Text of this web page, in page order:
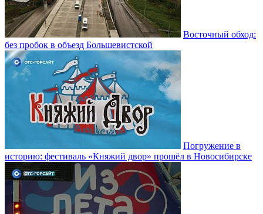
Восточный обход:
без пробок в объезд Большевистской
Погружение в
историю: фестиваль «Княжий двор» прошёл в Новосибирске